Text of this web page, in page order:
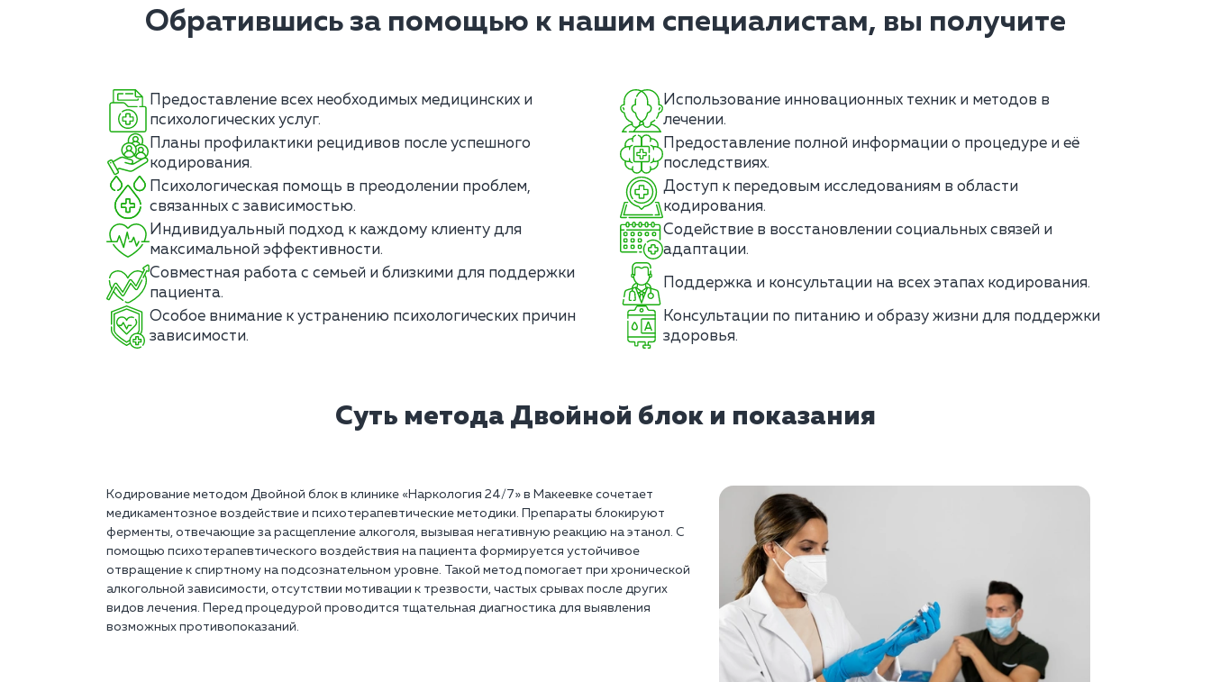
Обратившись за помощью к нашим специалистам, вы получите
Предоставление всех необходимых медицинских и
психологических услуг.
Использование инновационных техник и методов в
лечении.
Планы профилактики рецидивов после успешного
кодирования.
Предоставление полной информации о процедуре и её
последствиях.
Психологическая помощь в преодолении проблем,
связанных с зависимостью.
Доступ к передовым исследованиям в области
кодирования.
Индивидуальный подход к каждому клиенту для
максимальной эффективности.
Содействие в восстановлении социальных связей и
адаптации.
Совместная работа с семьей и близкими для поддержки
пациента.
Поддержка и консультации на всех этапах кодирования.
Особое внимание к устранению психологических причин
зависимости.
Консультации по питанию и образу жизни для поддержки
здоровья.
Суть метода Двойной блок и показания
Кодирование методом Двойной блок в клинике «Наркология 24/7» в Макеевке сочетает
медикаментозное воздействие и психотерапевтические методики. Препараты блокируют
ферменты, отвечающие за расщепление алкоголя, вызывая негативную реакцию на этанол. С
помощью психотерапевтического воздействия на пациента формируется устойчивое
отвращение к спиртному на подсознательном уровне. Такой метод помогает при хронической
алкогольной зависимости, отсутствии мотивации к трезвости, частых срывах после других
видов лечения. Перед процедурой проводится тщательная диагностика для выявления
возможных противопоказаний.